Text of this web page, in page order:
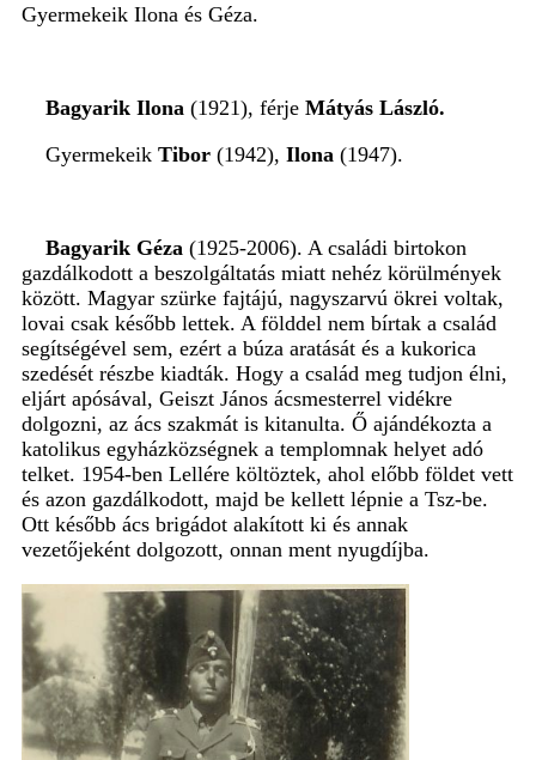
Gyermekeik Ilona és Géza.
Bagyarik Ilona (1921), férje Mátyás László.
Gyermekeik Tibor (1942), Ilona (1947).
Bagyarik Géza (1925-2006). A családi birtokon
gazdálkodott a beszolgáltatás miatt nehéz körülmények
között. Magyar szürke fajtájú, nagyszarvú ökrei voltak,
lovai csak később lettek. A földdel nem bírtak a család
segítségével sem, ezért a búza aratását és a kukorica
szedését részbe kiadták. Hogy a család meg tudjon élni,
eljárt apósával, Geiszt János ácsmesterrel vidékre
dolgozni, az ács szakmát is kitanulta. Ő ajándékozta a
katolikus egyházközségnek a templomnak helyet adó
telket. 1954-ben Lellére költöztek, ahol előbb földet vett
és azon gazdálkodott, majd be kellett lépnie a Tsz-be.
Ott később ács brigádot alakított ki és annak
vezetőjeként dolgozott, onnan ment nyugdíjba.